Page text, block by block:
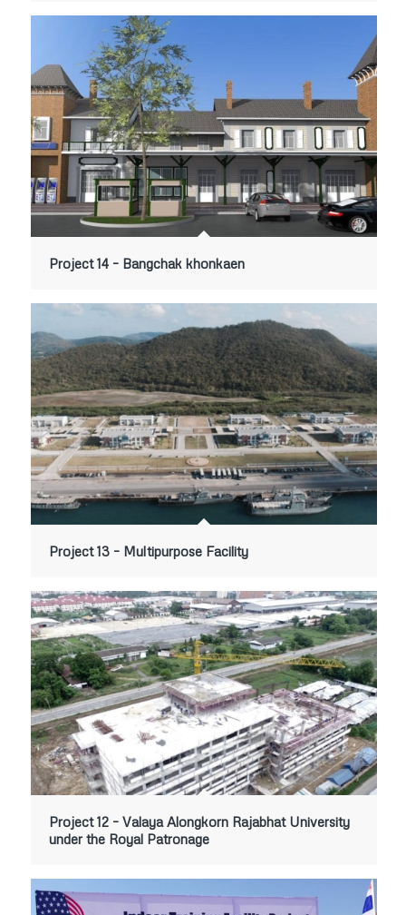
Project 14 – Bangchak khonkaen
Project 13 – Multipurpose Facility
Project 12 – Valaya Alongkorn Rajabhat University
under the Royal Patronage